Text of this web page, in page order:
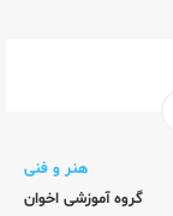
هنر و فنی
گروه آموزشی اخوان